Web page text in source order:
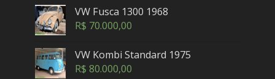
VW Fusca 1300 1968
R$ 70.000,00
VW Kombi Standard 1975
R$ 80.000,00